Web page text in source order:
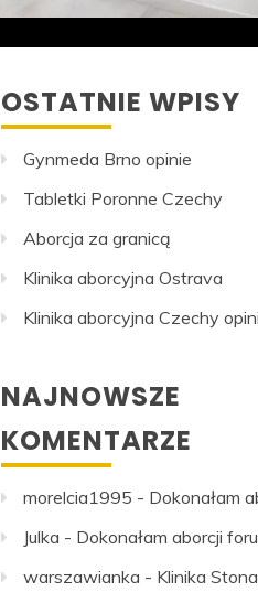
OSTATNIE WPISY
Gynmeda Brno opinie
Tabletki Poronne Czechy
Aborcja za granicą
Klinika aborcyjna Ostrava
Klinika aborcyjna Czechy
NAJNOWSZE
KOMENTARZE
morelcia1995 - Dokonałam
Julka - Dokonałam aborcji
warszawianka - Klinika